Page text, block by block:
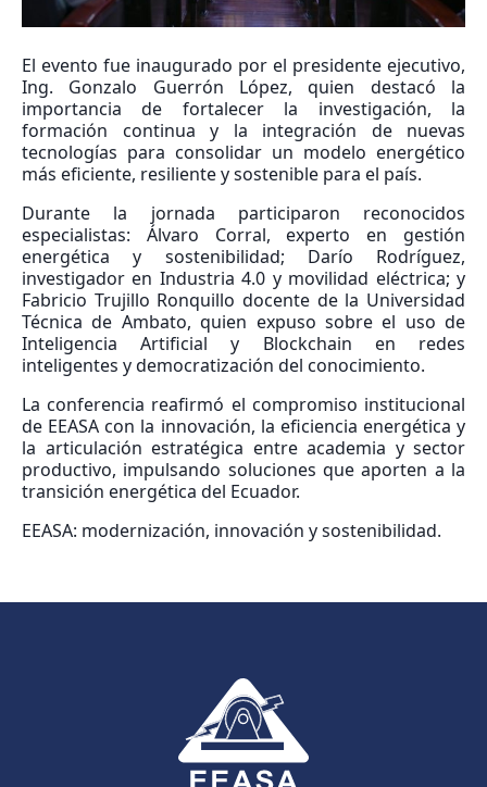
El evento fue inaugurado por el presidente ejecutivo,
Ing. Gonzalo Guerrón López, quien destacó la
importancia de fortalecer la investigación, la
formación continua y la integración de nuevas
tecnologías para consolidar un modelo energético
más eficiente, resiliente y sostenible para el país.
Durante la jornada participaron reconocidos
especialistas: Álvaro Corral, experto en gestión
energética y sostenibilidad; Darío Rodríguez,
investigador en Industria 4.0 y movilidad eléctrica; y
Fabricio Trujillo Ronquillo docente de la Universidad
Técnica de Ambato, quien expuso sobre el uso de
Inteligencia Artificial y Blockchain en redes
inteligentes y democratización del conocimiento.
La conferencia reafirmó el compromiso institucional
de EEASA con la innovación, la eficiencia energética y
la articulación estratégica entre academia y sector
productivo, impulsando soluciones que aporten a la
transición energética del Ecuador.
EEASA: modernización, innovación y sostenibilidad.